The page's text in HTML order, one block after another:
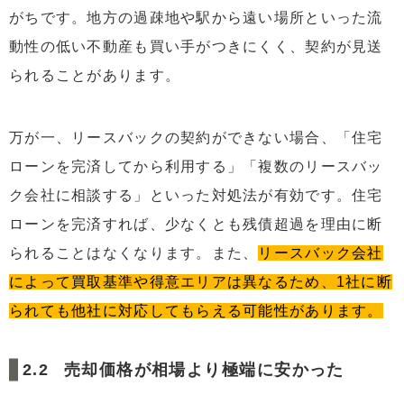
がちです。地方の過疎地や駅から遠い場所といった流
動性の低い不動産も買い手がつきにくく、契約が見送
られることがあります。
万が一、リースバックの契約ができない場合、「住宅
ローンを完済してから利用する」「複数のリースバッ
ク会社に相談する」といった対処法が有効です。住宅
ローンを完済すれば、少なくとも残債超過を理由に断
られることはなくなります。また、
リースバック会社
によって買取基準や得意エリアは異なるため、1社に断
られても他社に対応してもらえる可能性があります。
売却価格が相場より極端に安かった